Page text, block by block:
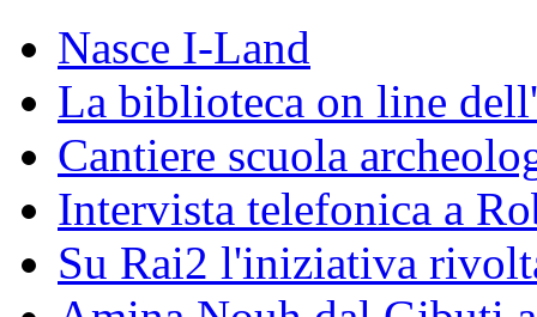
Nasce I-Land
La biblioteca on line
Cantiere scuola
Intervista telefonica a
Su Rai2 l'iniziativa